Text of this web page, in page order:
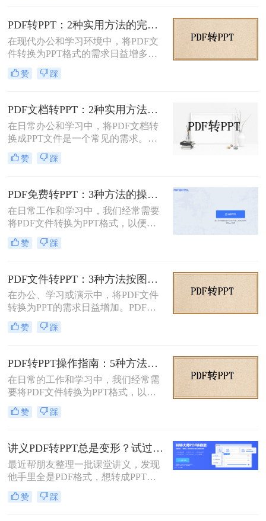
PPT（PowerPoint）格式，以便进行演
示、编辑或团队协作。那么PDF怎么
转换成PPT呢？本文将介绍两种将
PDF转换成PPT的方法。
PDF转PPT：2种实用方法的完整操作流程和格式保留对比！
在现代办公和学习环境中，将PDF文
件转换为PPT格式的需求日益增多。
无论是为了更方便地编辑内容，还是
为了在演示文稿中更好地展示信息，
能。那么如何把PDF转换成PPT呢？
本文将介绍两种高效的PDF转PPT方
法，帮助您根据自己的需求选择最合
适的方式。
赞 踩
PDF文档转PPT：2种实用方法的关键参数和输出对比！
在日常办公和学习中，将PDF文档转
换成PPT文件是一个常见的需求。
PDF文件因其跨平台性和格式稳定性
而广受欢迎，但在某些情况下，我们
以便进行演示、分享或编辑。那么pdf
文档如何转化成ppt呢？本文将介绍两
种将PDF文档转化成PPT的实用方
法。
赞 踩
PDF免费转PPT：3种方法的操作步骤和常见报错处理!
在日常工作和学习中，我们经常需要
将PDF文件转换为PPT格式，以便进
行演示和分享。那么如何免费将pdf转
换成PPT呢？本文将介绍三种免费将
赞 踩
PDF文件转PPT：3种方法按图文复杂度的转换精度排名！
在办公、学习或演示中，将PDF文件
转换为PPT的需求日益增加。PDF格
式虽然适合文档共享，但若需编辑或
重新排版内容，转换为PPT会更灵
本文将介绍几种简单实用的方法，帮
助您高效完成转换。
赞 踩
PDF转PPT操作指南：5种方法的具体操作流程和参数设置！
在日常的工作和学习中，我们经常需
要将PDF文件转换为PPT格式，以便
进行演示或编辑。PDF文件以其固定
格式和跨平台的优势而广受欢迎，但
和动态展示效果。那么pdf转ppt怎么
操作呢？本文将介绍五种将PDF转换
为PPT的方法，帮助您轻松完成这一
任务。
赞 踩
讲义PDF转PPT总是变形？试过这几个办法真管用！
最近帮朋友整理一批课堂讲义，发现
他手里全是PDF格式，想转成PPT讲
课用，结果试了好几个工具，不是字
体乱码就是排版错位，气得他差点把
赞 踩